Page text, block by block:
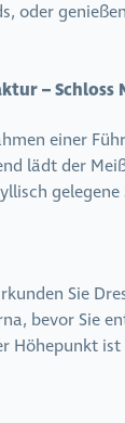
oder
–
einer
lädt der
Sie
bevor Sie